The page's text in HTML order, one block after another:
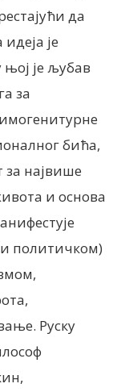
да
је
је љубав
за
бића,
за највише
и основа
и политичком)
Руску